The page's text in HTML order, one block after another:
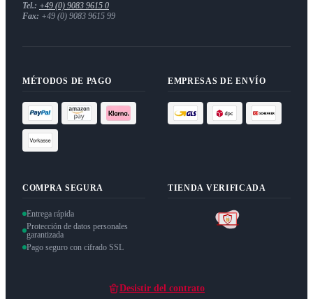
Tel.: +49 (0) 9083 9615 0
Fax: +49 (0) 9083 9615 99
MÉTODOS DE PAGO EMPRESAS DE ENVÍO
COMPRA SEGURA
Entrega rápida
Protección de datos personales
garantizada
Pago seguro con cifrado SSL
TIENDA VERIFICADA
Desistir del contrato